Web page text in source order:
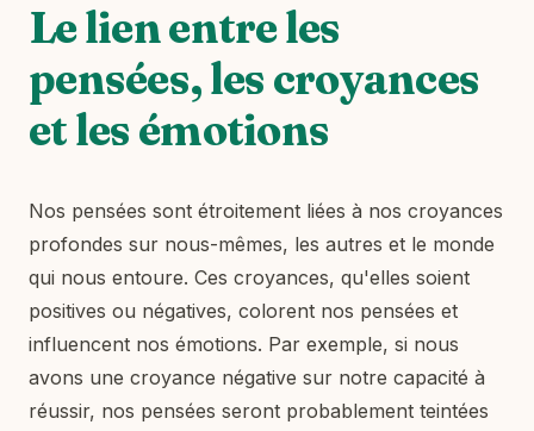
Le lien entre les
pensées, les croyances
et les émotions
Nos pensées sont étroitement liées à nos croyances
profondes sur nous-mêmes, les autres et le monde
qui nous entoure. Ces croyances, qu'elles soient
positives ou négatives, colorent nos pensées et
influencent nos émotions. Par exemple, si nous
avons une croyance négative sur notre capacité à
réussir, nos pensées seront probablement teintées